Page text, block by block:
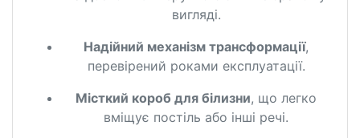
вигляді.
Надійний механізм трансформації,
перевірений роками експлуатації.
Місткий короб для білизни, що легко
вміщує постіль або інші речі.